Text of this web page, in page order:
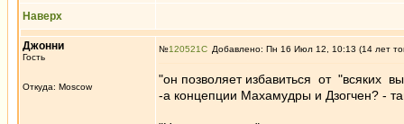
Наверх
Джонни
Гость
Откуда: Moscow
№120521 Добавлено: Пн 16 Июл 12, 10:13 (14 лет
"он позволяет избавиться от "всяких
-а концепции Махамудры и Дзогчен? -